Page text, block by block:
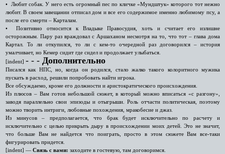
• Любит собак. У него есть огромный пес по кличке «Мундштук» которого тот нежно
любит. В своем завещании отписал дом и все его содержимое именно любимому псу, а
после его смерти – Карталам.
• Позитивно относится к Владыке Правосудия, хоть и считает его излишне
осторожным. Пару раз враждовал с Аршаханом несмотря на то, что тот – глава дома
Картал. То ли откупился, то ли с кем-то очередной раз договорился – история
умалчивает, но Кемер сидит где сидел и продолжает улыбаться.
[indent] ‑ ‑ ‑ Дополнительно
Писался как НПС, но, когда он родился, стало жалко такого колоритного мужика
пускать в расход, решили попробовать найти игрока.
Все обсуждаемо, кроме его должности и аристократического происхождения.
Из плюсов – Вам готов небольшой сюжет, в который можно вписаться «с разгону»,
заводя параллельно свои эпизоды и отыгрыши. Роль отчасти политическая, поэтому
можно творить интриги, любовные похождения, мракобесие и джаз.
Из минусов – предполагается, что брак будет исключительно по расчету и
исключительно с целью прикрыть дыру в происхождении моих детей. Это не значит,
что больше Вам не найдется что поиграть, просто в этом сюжете Вам все-таки
фигурировать придется.
[indent] — Связь с вами: заходите в гостевую, там договоримся.